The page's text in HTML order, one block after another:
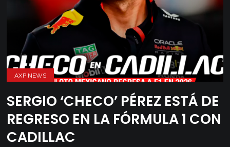
AXP NEWS
SERGIO ‘CHECO’ PÉREZ ESTÁ DE
REGRESO EN LA FÓRMULA 1 CON
CADILLAC